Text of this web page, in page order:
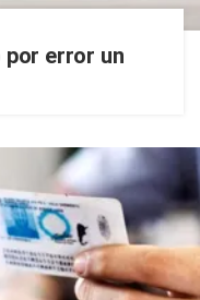
por error un